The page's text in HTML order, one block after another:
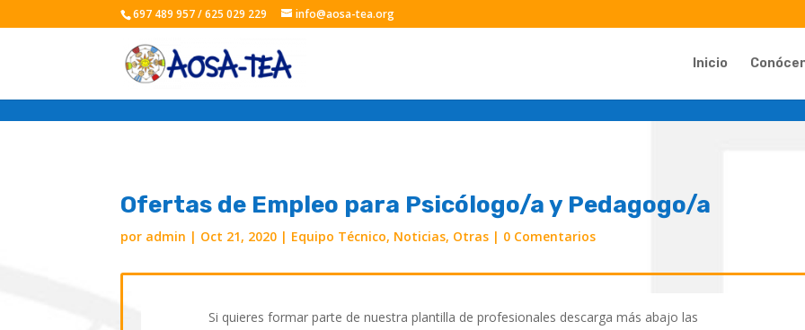
697 489 957 / 625 029 229 info@aosa-tea.org
Inicio
Ofertas de Empleo para Psicólogo/a y Pedagogo/a
por admin | Oct 21, 2020 | Equipo Técnico, Noticias, Otras | 0 Comentarios
Si quieres formar parte de nuestra plantilla de profesionales descarga más abajo las